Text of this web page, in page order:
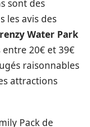
sont des
les avis des
Water Park
20€ et 39€
raisonnables
attractions
Pack de